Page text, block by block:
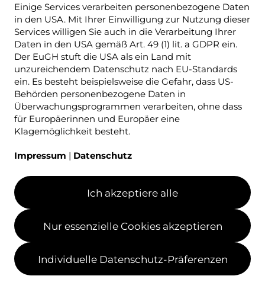
Haus Tobias Bruckwald
Einige Services verarbeiten personenbezogene Daten
in den USA. Mit Ihrer Einwilligung zur Nutzung dieser
Services willigen Sie auch in die Verarbeitung Ihrer
Daten in den USA gemäß Art. 49 (1) lit. a GDPR ein.
Der EuGH stuft die USA als ein Land mit
unzureichendem Datenschutz nach EU-Standards
ein. Es besteht beispielsweise die Gefahr, dass US-
Behörden personenbezogene Daten in
Überwachungsprogrammen verarbeiten, ohne dass
für Europäerinnen und Europäer eine
Klagemöglichkeit besteht.
Impressum | Datenschutz
Ich akzeptiere alle
Nur essenzielle Cookies akzeptieren
Individuelle Datenschutz-Präferenzen